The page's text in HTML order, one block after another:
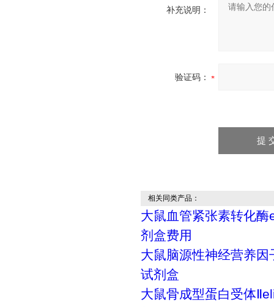
补充说明：
验证码：
相关同类产品：
大鼠血管紧张素转化酶
剂盒费用
大鼠脑源性神经营养因
试剂盒
大鼠骨成型蛋白受体